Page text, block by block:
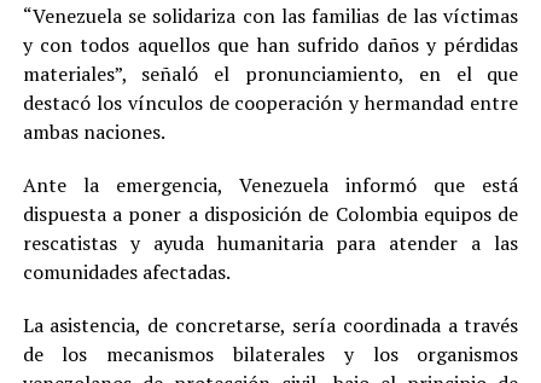
“Venezuela se solidariza con las familias de las víctimas
y con todos aquellos que han sufrido daños y pérdidas
materiales”, señaló el pronunciamiento, en el que
destacó los vínculos de cooperación y hermandad entre
ambas naciones.
Ante la emergencia, Venezuela informó que está
dispuesta a poner a disposición de Colombia equipos de
rescatistas y ayuda humanitaria para atender a las
comunidades afectadas.
La asistencia, de concretarse, sería coordinada a través
de los mecanismos bilaterales y los organismos